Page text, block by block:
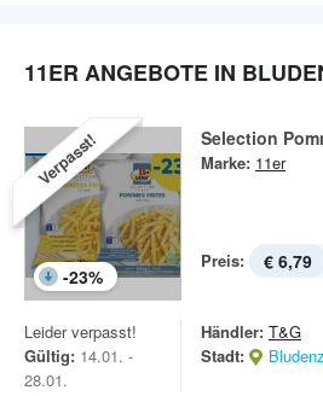
11ER ANGEBOTE IN
Verpasst!
-23%
Selection
Marke: 11er
Preis: € 6,79
Leider verpasst!
Gültig: 14.01. -
28.01.
Händler: T&G
Stadt:
Bludenz